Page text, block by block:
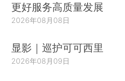
更好服务高质量发展
2026年08月08日
显影｜巡护可可西里
2026年08月09日